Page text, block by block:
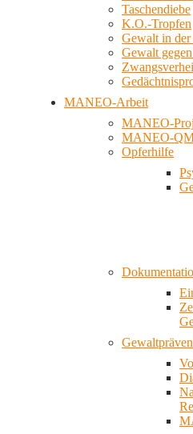
Taschendiebe
K.O.-Tropfen
Gewalt in
Gewalt
MANEO-Arbeit
MANEO-
MANEO-
Opferhilfe